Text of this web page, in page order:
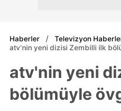
Haberler
Televizyon
atv'nin yeni dizisi Zembilli ilk
atv'nin yeni
bölümüyle